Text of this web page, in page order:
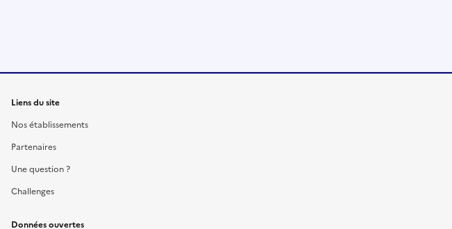
Liens du site
Nos établissements
Partenaires
Une question ?
Challenges
Données ouvertes